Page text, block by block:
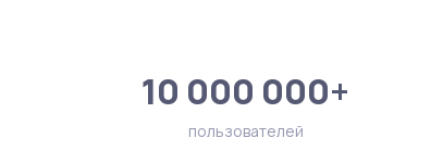
10 000 000+
пользователей